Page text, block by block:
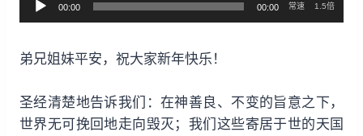
音
播
器
00:00 00:00 常速 1.5倍
弟兄姐妹平安，祝大家新年快乐！
圣经清楚地告诉我们：在神善良、不变的旨意之下，
世界无可挽回地走向毁灭；我们这些寄居于世的天国